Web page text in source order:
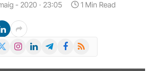
- 2020 · 23:05 1 Min Read
Instagram
LinkedInTelegramFacebook
RSS